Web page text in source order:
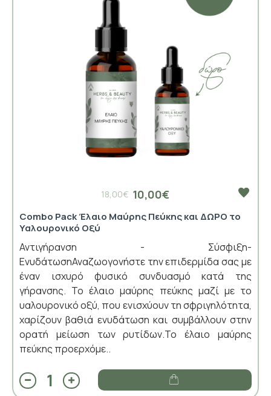
10,00€
18,00€
Combo Pack Έλαιο Μαύρης Πεύκης και ΔΩΡΟ το
Υαλουρονικό Οξύ
Αντιγήρανση - Σύσφιξη-
ΕνυδάτωσηΑναζωογονήστε την επιδερμίδα σας με
έναν ισχυρό φυσικό συνδυασμό κατά της
γήρανσης. Το έλαιο μαύρης πεύκης μαζί με το
υαλουρονικό οξύ, που ενισχύουν τη σφριγηλότητα,
χαρίζουν βαθιά ενυδάτωση και συμβάλλουν στην
ορατή μείωση των ρυτίδων.Το έλαιο μαύρης
πεύκης προερχόμε..